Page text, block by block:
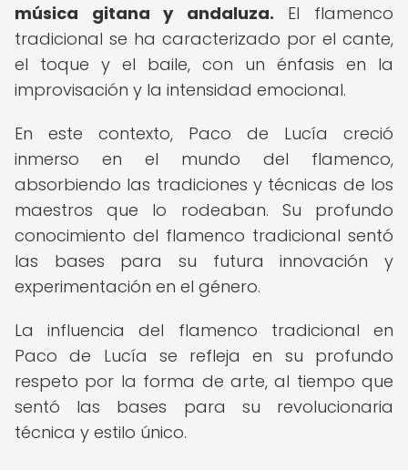
música gitana y andaluza. El flamenco
tradicional se ha caracterizado por el cante,
el toque y el baile, con un énfasis en la
improvisación y la intensidad emocional.
En este contexto, Paco de Lucía creció
inmerso en el mundo del flamenco,
absorbiendo las tradiciones y técnicas de los
maestros que lo rodeaban. Su profundo
conocimiento del flamenco tradicional sentó
las bases para su futura innovación y
experimentación en el género.
La influencia del flamenco tradicional en
Paco de Lucía se refleja en su profundo
respeto por la forma de arte, al tiempo que
sentó las bases para su revolucionaria
técnica y estilo único.